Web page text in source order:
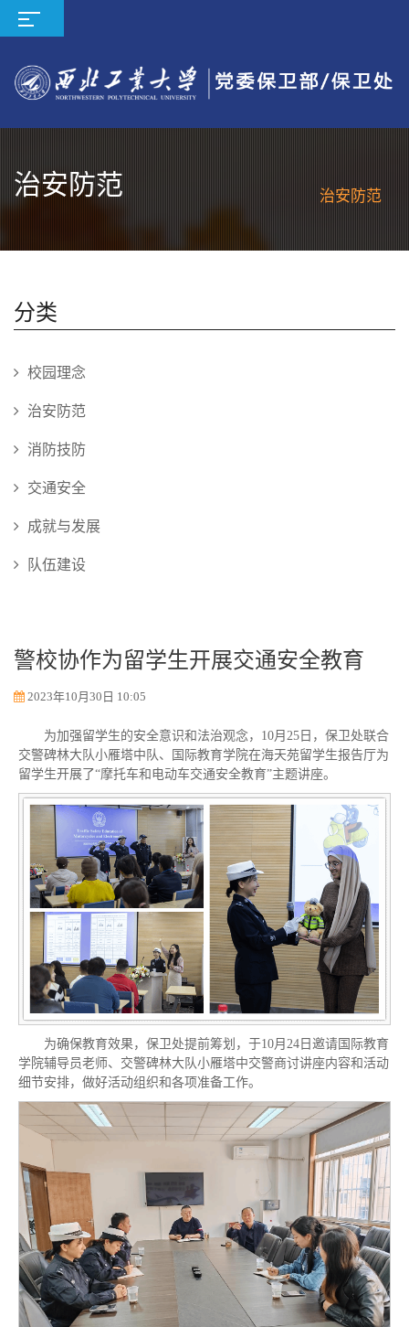
治安防范 治安防范
分类
校园理念
治安防范
消防技防
交通安全
成就与发展
队伍建设
警校协作为留学生开展交通安全教育
2023年10月30日 10:05
为加强留学生的安全意识和法治观念，10月25日，保卫处联合
交警碑林大队小雁塔中队、国际教育学院在海天苑留学生报告厅为
留学生开展了“摩托车和电动车交通安全教育”主题讲座。
为确保教育效果，保卫处提前筹划，于10月24日邀请国际教育
学院辅导员老师、交警碑林大队小雁塔中交警商讨讲座内容和活动
细节安排，做好活动组织和各项准备工作。